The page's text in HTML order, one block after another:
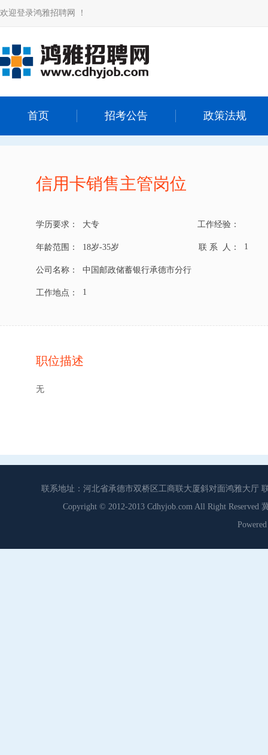
欢迎登录鸿雅招聘网 ！
首页 招考公告 政策法规
信用卡销售主管岗位
学历要求： 大专 工作经验：
年龄范围： 18岁-35岁 联 系 人： 1
公司名称： 中国邮政储蓄银行承德市分行
工作地点： 1
职位描述
无
联系地址：河北省承德市双桥区工商联大厦斜对面鸿雅大厅
Copyright © 2012-2013 Cdhyjob.com All Right Reserved